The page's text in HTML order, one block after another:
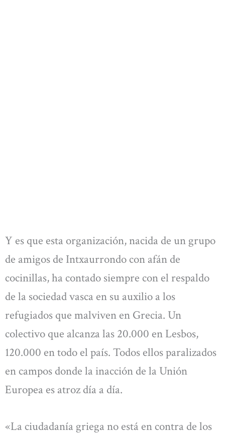
Y es que esta organización, nacida de un grupo
de amigos de Intxaurrondo con afán de
cocinillas, ha contado siempre con el respaldo
de la sociedad vasca en su auxilio a los
refugiados que malviven en Grecia. Un
colectivo que alcanza las 20.000 en Lesbos,
120.000 en todo el país. Todos ellos paralizados
en campos donde la inacción de la Unión
Europea es atroz día a día.
«La ciudadanía griega no está en contra de los